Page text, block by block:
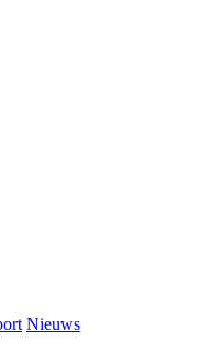
Nieuws